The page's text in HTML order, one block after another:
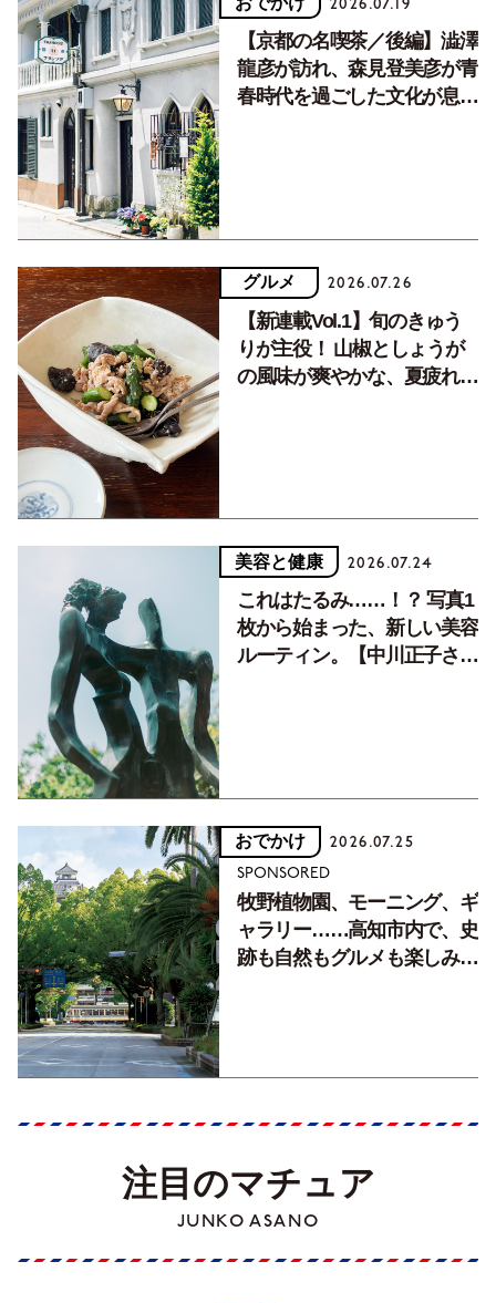
【京都の名喫茶／後編】澁澤
龍彦が訪れ、森見登美彦が青
春時代を過ごした文化が息づ
グルメ 2026.07.26
【新連載Vol.1】旬のきゅう
りが主役！ 山椒としょうが
の風味が爽やかな、夏疲れを
美容と健康 2026.07.24
これはたるみ……！？ 写真1
枚から始まった、新しい美容
ルーティン。【中川正子さん
おでかけ 2026.07.25
SPONSORED
牧野植物園、モーニング、ギ
ャラリー……高知市内で、史
跡も自然もグルメも楽しみ尽
注目のマチュア
JUNKO ASANO